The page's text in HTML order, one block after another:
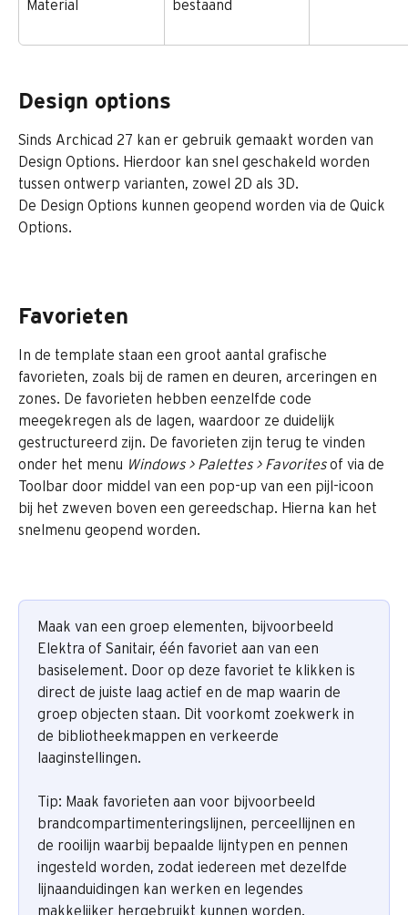
Material
bestaand
Design options
Sinds Archicad 27 kan er gebruik gemaakt worden van
Design Options. Hierdoor kan snel geschakeld worden
tussen ontwerp varianten, zowel 2D als 3D.
De Design Options kunnen geopend worden via de Quick
Options.
Favorieten
In de template staan een groot aantal grafische
favorieten, zoals bij de ramen en deuren, arceringen en
zones. De favorieten hebben eenzelfde code
meegekregen als de lagen, waardoor ze duidelijk
gestructureerd zijn. De favorieten zijn terug te vinden
onder het menu Windows > Palettes > Favorites of via de
Toolbar door middel van een pop-up van een pijl-icoon
bij het zweven boven een gereedschap. Hierna kan het
snelmenu geopend worden.
Maak van een groep elementen, bijvoorbeeld
Elektra of Sanitair, één favoriet aan van een
basiselement. Door op deze favoriet te klikken is
direct de juiste laag actief en de map waarin de
groep objecten staan. Dit voorkomt zoekwerk in
de bibliotheekmappen en verkeerde
laaginstellingen.
Tip: Maak favorieten aan voor bijvoorbeeld
brandcompartimenteringslijnen, perceellijnen en
de rooilijn waarbij bepaalde lijntypen en pennen
ingesteld worden, zodat iedereen met dezelfde
lijnaanduidingen kan werken en legendes
makkelijker hergebruikt kunnen worden.